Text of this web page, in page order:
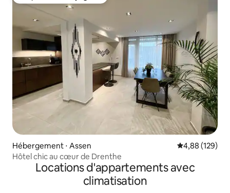
Hébergement ⋅ Assen Évaluation
4,88 (129)
Hôtel chic au cœur de Drenthe
Locations d'appartements avec
climatisation